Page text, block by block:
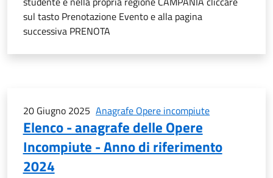
sul tasto Prenotazione Evento e alla pagina
successiva PRENOTA
20 Giugno 2025 Anagrafe Opere incompiute
Elenco - anagrafe delle Opere
Incompiute - Anno di riferimento
2024